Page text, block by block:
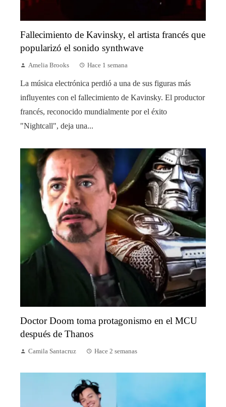
Fallecimiento de Kavinsky, el artista francés que
popularizó el sonido synthwave
Amelia Brooks Hace 1 semana
La música electrónica perdió a una de sus figuras más
influyentes con el fallecimiento de Kavinsky. El productor
francés, reconocido mundialmente por el éxito
"Nightcall", deja una...
Doctor Doom toma protagonismo en el MCU
después de Thanos
Camila Santacruz Hace 2 semanas